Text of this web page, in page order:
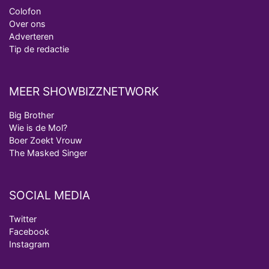
Colofon
Over ons
Adverteren
Tip de redactie
MEER SHOWBIZZNETWORK
Big Brother
Wie is de Mol?
Boer Zoekt Vrouw
The Masked Singer
SOCIAL MEDIA
Twitter
Facebook
Instagram